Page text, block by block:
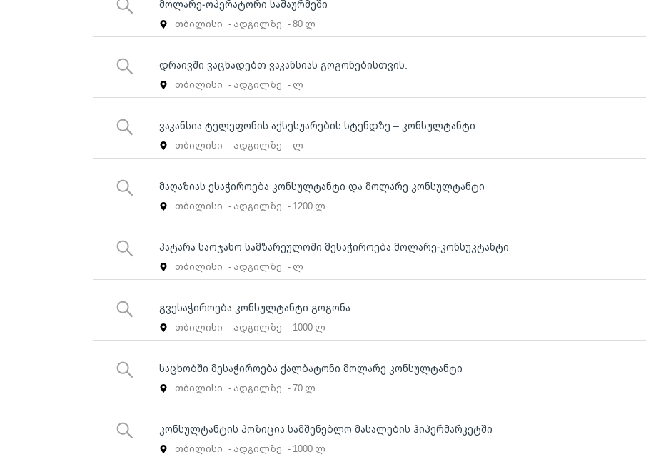
მოლარე-ოპერატორი საშაურმეში
თბილისი - ადგილზე - 80 ლ
დრაივში ვაცხადებთ ვაკანსიას გოგონებისთვის.
თბილისი - ადგილზე - ლ
ვაკანსია ტელეფონის აქსესუარების სტენდზე – კონსულტანტი
თბილისი - ადგილზე - ლ
მაღაზიას ესაჭიროება კონსულტანტი და მოლარე კონსულტანტი
თბილისი - ადგილზე - 1200 ლ
პატარა საოჯახო სამზარეულოში მესაჭიროება მოლარე-კონსუკტანტი
თბილისი - ადგილზე - ლ
გვესაჭიროება კონსულტანტი გოგონა
თბილისი - ადგილზე - 1000 ლ
საცხობში მესაჭიროება ქალბატონი მოლარე კონსულტანტი
თბილისი - ადგილზე - 70 ლ
კონსულტანტის პოზიცია სამშენებლო მასალების ჰიპერმარკეტში
თბილისი - ადგილზე - 1000 ლ